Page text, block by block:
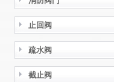
止回阀
疏水阀
截止阀